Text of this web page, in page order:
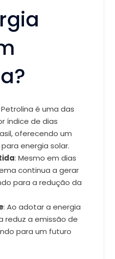
Petrolina é uma das
índice de dias
oferecendo um
energia solar.
: Mesmo em dias
continua a gerar
para a redução da
: Ao adotar a energia
reduz a emissão de
para um futuro